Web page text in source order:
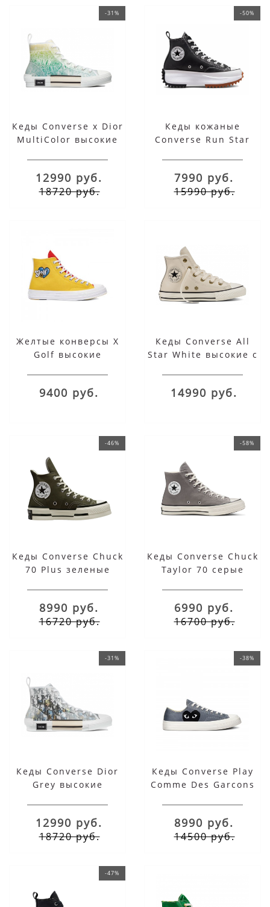
-31%
Кеды Converse x Dior
MultiColor высокие
12990 руб.
18720 руб.
-50%
Кеды кожаные
Converse Run Star
7990 руб.
15990 руб.
Желтые конверсы X
Golf высокие
9400 руб.
Кеды Converse All
Star White высокие с
14990 руб.
-46%
Кеды Converse Chuck
70 Plus зеленые
8990 руб.
16720 руб.
-58%
Кеды Converse Chuck
Taylor 70 серые
6990 руб.
16700 руб.
-31%
Кеды Converse Dior
Grey высокие
12990 руб.
18720 руб.
-38%
Кеды Converse Play
Comme Des Garcons
8990 руб.
14500 руб.
-47%